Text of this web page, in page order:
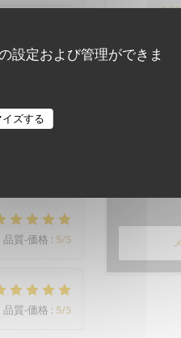
設定および管理ができま
ズする
tout !
品質-価格
品質-価格 : 5/5
品質-価格 : 5/5
予約をし